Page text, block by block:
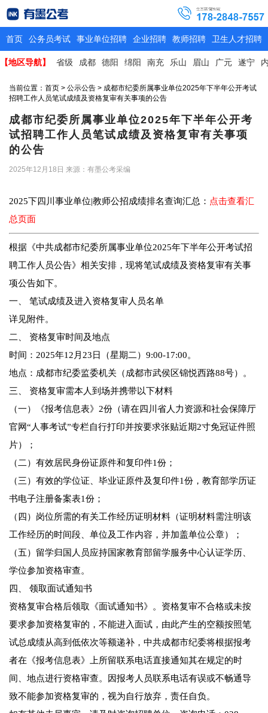
首页 公务员考试 事业单位招聘 企业招聘 教师招聘 卫生人才招聘
【地区导航】 省级 成都 德阳 绵阳 南充 乐山 眉山 广元 遂宁
当前位置： 首页 > 公示公告 > 成都市纪委所属事业单位2025年下半年公开考试
招聘工作人员笔试成绩及资格复审有关事项的公告
成都市纪委所属事业单位2025年下半年公开考
试招聘工作人员笔试成绩及资格复审有关事项
的公告
2025年12月18日 来源：有墨公考采编
2025下四川事业单位|教师公招成绩排名查询汇总： 点击查看汇
总页面
根据《中共成都市纪委所属事业单位2025年下半年公开考试招
聘工作人员公告》相关安排，现将笔试成绩及资格复审有关事
项公告如下。
一、 笔试成绩及进入资格复审人员名单
详见附件。
二、 资格复审时间及地点
时间：2025年12月23日（星期二）9:00-17:00。
地点：成都市纪委监委机关（成都市武侯区锦悦西路88号）。
三、 资格复审需本人到场并携带以下材料
（一）《报考信息表》2份（请在四川省人力资源和社会保障厅
官网“人事考试”专栏自行打印并按要求张贴近期2寸免冠证件照
片）；
（二）有效居民身份证原件和复印件1份；
（三）有效的学位证、毕业证原件及复印件1份，教育部学历证
书电子注册备案表1份；
（四）岗位所需的有关工作经历证明材料（证明材料需注明该
工作经历的时间段、单位及工作内容，并加盖单位公章）；
（五）留学归国人员应持国家教育部留学服务中心认证学历、
学位参加资格审查。
四、 领取面试通知书
资格复审合格后领取《面试通知书》。资格复审不合格或未按
要求参加资格复审的，不能进入面试，由此产生的空额按照笔
试总成绩从高到低依次等额递补，中共成都市纪委将根据报考
者在《报考信息表》上所留联系电话直接通知其在规定的时
间、地点进行资格审查。因报考人员联系电话有误或不畅通导
致不能参加资格复审的，视为自行放弃，责任自负。